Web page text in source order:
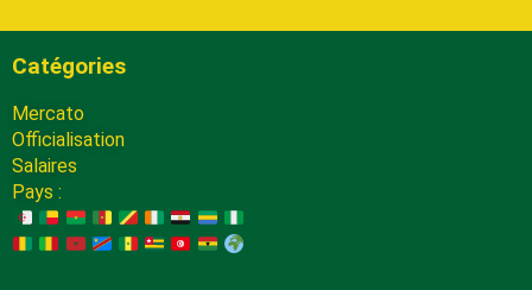
Catégories
Mercato
Officialisation
Salaires
Pays :